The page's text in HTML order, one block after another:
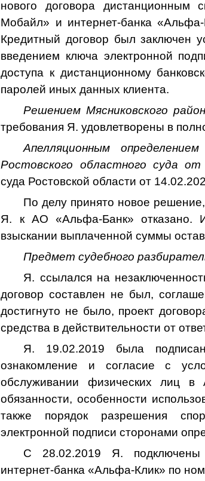
нового договора
Мобайл» и интернет-банка «Альфа-
Кредитный договор былзаключен
введением ключа электронной
доступа к дистанционному
паролей иных данных клиента.
Решением Мясниковского
требования Я. удовлетворены в
Апелляционным
Ростовского областного суда от
суда Ростовской области от 14.02.
По делу принято новое
Я. к АО «Альфа-Банк» отказано.
взыскании выплаченной суммы остав
Предмет судебного
Я. ссылался на
договор составлен не был,
достигнуто не было, проект
средства в действительности от
Я. 19.02.2019 была
ознакомление и согласие с
обслуживании физических лиц в
обязанности, особенности
также порядок разрешения
электронной подписи сторонами
С 28.02.2019 Я. подключены
интернет-банка «Альфа-Клик» по